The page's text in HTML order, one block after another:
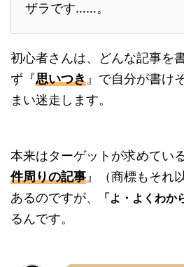
ザラです……。
初心者さんは、どんな記事を
ず『思いつき』で自分が書け
まい迷走します。
本来はターゲットが求めてい
件周りの記事』（商標もそれ
あるのですが、
「よ・よくわ
るんです。